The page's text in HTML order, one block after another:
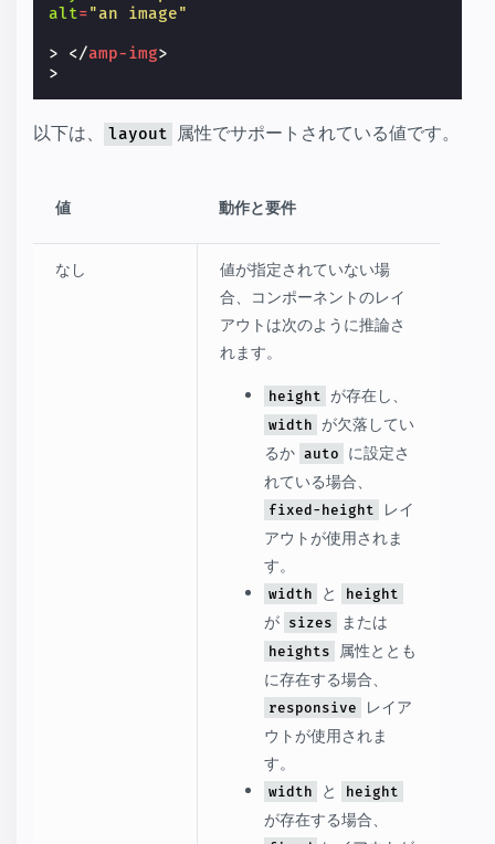
alt="an image"
> </amp-img>
以下は、 layout 属性でサポートされている値です。
値 動作と要件
なし
値が指定されていない場
合、コンポーネントのレイ
アウトは次のように推論さ
れます。
height が存在し、
width が欠落してい
るか auto
に設定さ
れている場合、
fixed-height
レイ
アウトが使用されま
す。
width と height
が sizes または
heights
属性ととも
に存在する場合、
responsive
レイア
ウトが使用されま
す。
width と height
が存在する場合、